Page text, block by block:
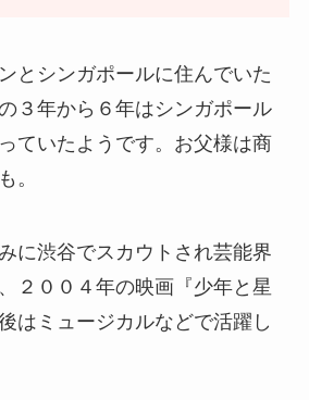
とシンガポールに住んでいた
３年から６年はシンガポール
ていたようです。お父様は商
。
に渋谷でスカウトされ芸能界
２００４年の映画『少年と星
はミュージカルなどで活躍し